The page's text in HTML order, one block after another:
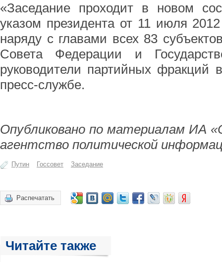
«Заседание проходит в новом
указом президента от 11 июля
наряду с главами всех 83
Совета Федерации и
руководители партийных фракций
пресс-службе.
Опубликовано по материалам ИА
агентство политической
Путин Госсовет Заседание
Распечатать
Читайте также